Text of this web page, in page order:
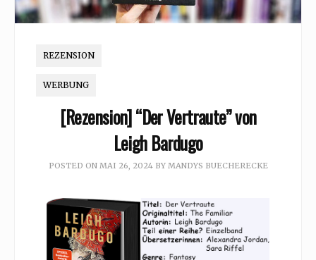
REZENSION
WERBUNG
[Rezension] “Der Vertraute” von
Leigh Bardugo
POSTED ON MAI 26, 2024BY MANDYS BUECHERECKE